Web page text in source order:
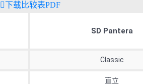
下载比较表PDF
SD Pantera
Classic
直立